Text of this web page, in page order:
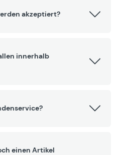
akzeptiert?
innerhalb
einen Artikel